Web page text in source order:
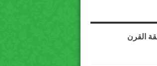
القرن